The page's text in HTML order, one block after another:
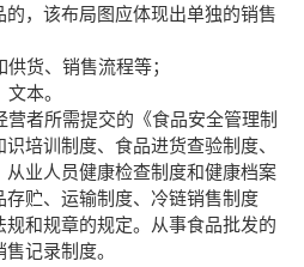
，该布局图应体现出单独的销售
货、销售流程等；
本。
者所需提交的《食品安全管理制
培训制度、食品进货查验制度、
业人员健康检查制度和健康档案
贮、运输制度、冷链销售制度
和规章的规定。从事食品批发的
记录制度。